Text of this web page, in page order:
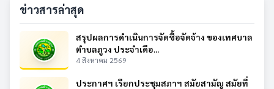
ข่าวสารล่าสุด
สรุปผลการดำเนินการจัดซื้อจัดจ้าง ของเทศบาล
ตำบลภูวง ประจำเดือ...
4 สิงหาคม 2569
ประกาศฯ เรียกประชุมสภาฯ สมัยสามัญ สมัยที่